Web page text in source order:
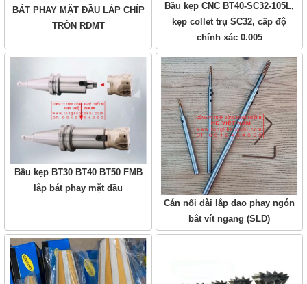
BÁT PHAY MẶT ĐẦU LẮP CHÍP
TRÒN RDMT
Bầu kẹp CNC BT40-SC32-105L,
kẹp collet trụ SC32, cấp độ
chính xác 0.005
Bầu kẹp BT30 BT40 BT50 FMB
lắp bát phay mặt đầu
Cán nối dài lắp dao phay ngón
bắt vít ngang (SLD)